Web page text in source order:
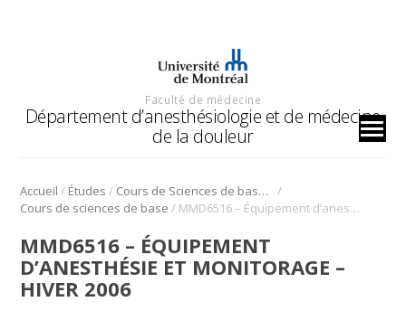
Faculté de médecine
Département d’anesthésiologie et de médecine
de la douleur
Accueil / Études / Cours de Sciences de base (CSB)
/
Cours de sciences de base / MMD6516 – Équipement d’anesthésie et monitorage – Hiver 2006
MMD6516 – ÉQUIPEMENT
D’ANESTHÉSIE ET MONITORAGE –
HIVER 2006